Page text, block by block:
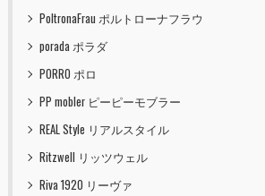
PoltronaFrau ポルトローナフラウ
porada ポラダ
PORRO ポロ
PP mobler ピーピーモブラー
REAL Style リアルスタイル
Ritzwell リッツウェル
Riva 1920 リーヴァ